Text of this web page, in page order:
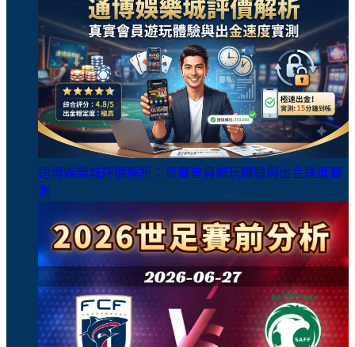
通博娛樂城評價解析：真實會員遊玩體驗與出金速度實
測